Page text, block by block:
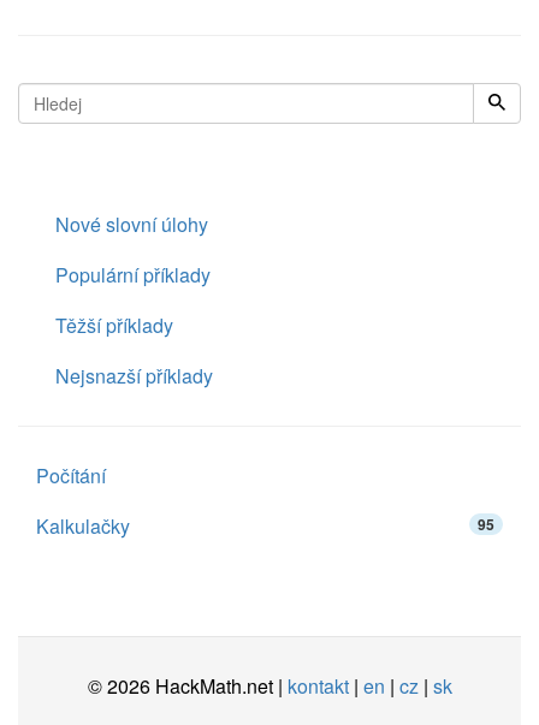
Nové slovní úlohy
Populární příklady
Těžší příklady
Nejsnazší příklady
Počítání
Kalkulačky
95
© 2026 HackMath.net | kontakt| en | cz| sk